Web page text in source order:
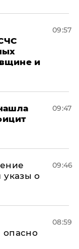
и
09:57
09:47
указы о
09:46
08:59